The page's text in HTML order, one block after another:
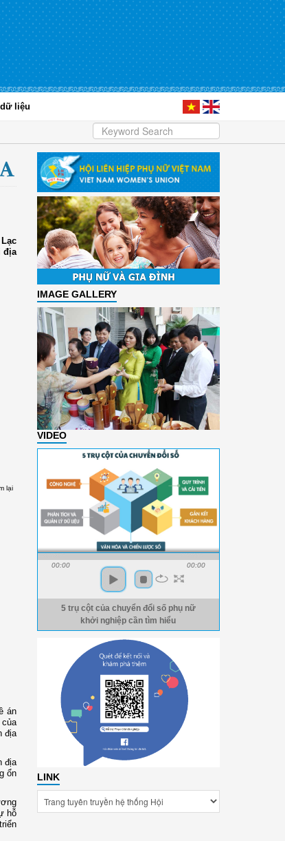
liệu
địa
lại
án
địa
địa
ổn
hỗ
IMAGE GALLERY
VIDEO
00:00 00:00
5 trụ cột của chuyển đổi số phụ nữ
khởi nghiệp cần tìm hiểu
LINK